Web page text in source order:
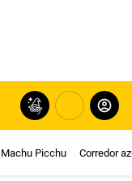
Machu Picchu Corredor